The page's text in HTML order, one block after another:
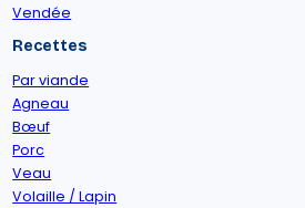
Vendée
Recettes
Par viande
Agneau
Bœuf
Porc
Veau
Volaille / Lapin